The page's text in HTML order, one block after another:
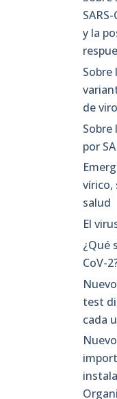
y la
Sobre
de
por
vírico,
salud
El
¿Qué
CoV-
test
cada